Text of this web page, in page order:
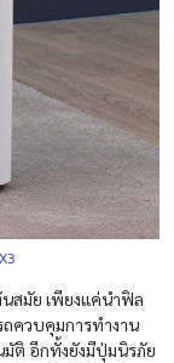
สมัย เพียงแค่นำฟิล
ถควบคุมการทำงาน
มัติ อีกทั้งยังมีปุ่มนิรภัย